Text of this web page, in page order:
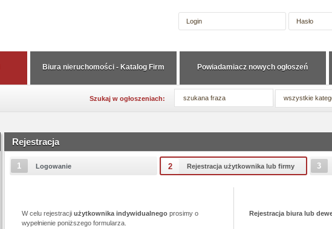
Szukaj w ogłoszeniach: wszystkie
Powiadamiacz nowych ogłoszeń
Biura nieruchomości - Katalog Firm
Rejestracja
1 Logowanie 2 Rejestracja użytkownika lub firmy 3
W celu rejestracji użytkownika indywidualnegoprosimy o
wypełnienie poniższego formularza.
Rejestracja biura lub